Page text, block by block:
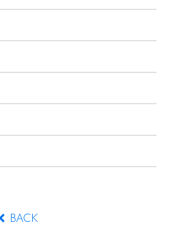
BACK